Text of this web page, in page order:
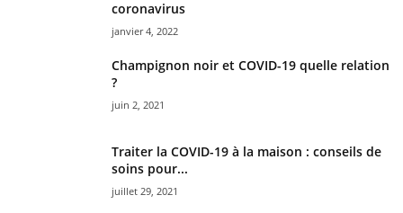
coronavirus
janvier 4, 2022
Champignon noir et COVID-19 quelle relation
?
juin 2, 2021
Traiter la COVID-19 à la maison : conseils de
soins pour...
juillet 29, 2021